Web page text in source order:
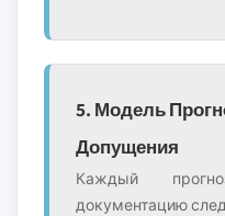
5. Модель
Допущения
Каждый
документацию